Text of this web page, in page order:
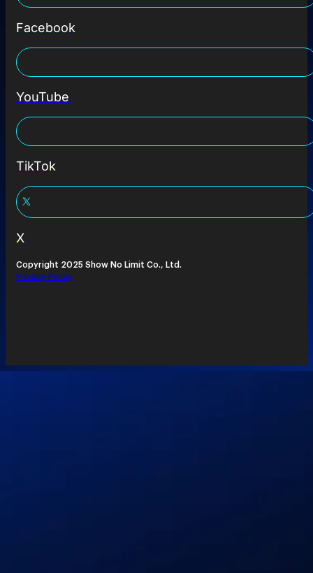
Facebook
YouTube
TikTok
X
Copyright 2025 Show No Limit Co., Ltd.
Privacy Policy